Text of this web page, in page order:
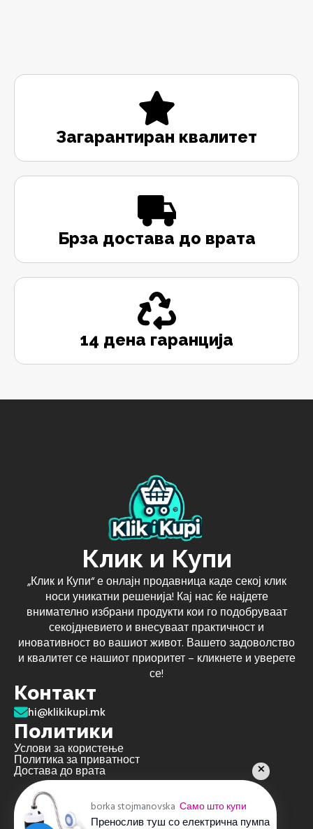
Загарантиран квалитет
Брза достава до врата
14 дена гаранција
Клик и Купи
„Клик и Купи“ е онлајн продавница каде секој клик
носи уникатни решенија! Кај нас ќе најдете
внимателно избрани продукти кои го подобруваат
секојдневието и внесуваат практичност и
иновативност во вашиот живот. Вашето задоволство
и квалитет се нашиот приоритет – кликнете и уверете
се!
Контакт
hi@klikikupi.mk
Политики
Услови за користење
Политика за приватност
Достава до врата
borka stojmanovska Само што купи
Пренослив туш со електрична пумпа